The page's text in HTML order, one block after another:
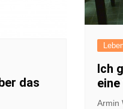
das
Ich
Armin